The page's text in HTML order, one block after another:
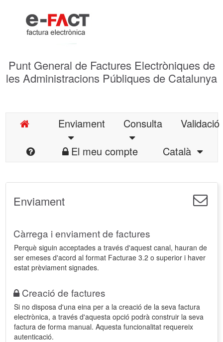
Punt General de Factures Electròniques de
les Administracions Públiques de Catalunya
Enviament Consulta
Validació
El meu compte
Català
Enviament
Càrrega i enviament de factures
Perquè siguin acceptades a través d'aquest canal, hauran de
ser emeses d'acord al format Facturae 3.2 o superior i haver
estat prèviament signades.
Creació de factures
Si no disposa d'una eina per a la creació de la seva factura
electrònica, a través d'aquesta opció podrà construir la seva
factura de forma manual. Aquesta funcionalitat requereix
autenticació.